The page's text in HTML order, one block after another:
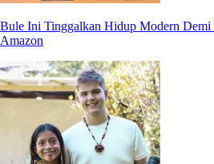
Bule Ini Tinggalkan Hidup Modern Demi
Amazon